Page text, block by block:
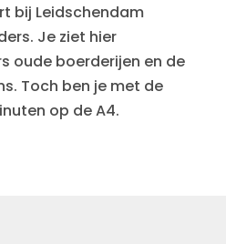
bij Leidschendam
Je ziet hier
oude boerderijen en de
Toch ben je met de
op de A4.